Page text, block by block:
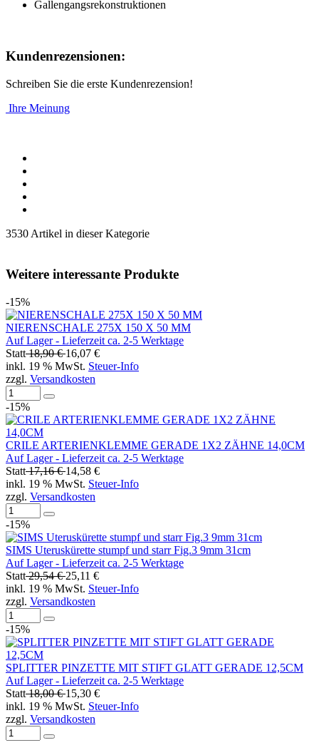
Gallengangsrekonstruktionen
Kundenrezensionen:
Schreiben Sie die erste Kundenrezension!
Ihre Meinung
3530 Artikel in dieser Kategorie
Weitere interessante Produkte
-15%
NIERENSCHALE 275X 150 X 50 MM
Auf Lager - Lieferzeit ca. 2-5 Werktage
Statt18,90 €16,07 €
inkl. 19 % MwSt. Steuer-Info
zzgl. Versandkosten
-15%
CRILE ARTERIENKLEMME GERADE 1X2 ZÄHNE 14,0CM
Auf Lager - Lieferzeit ca. 2-5 Werktage
Statt17,16 €14,58 €
inkl. 19 % MwSt. Steuer-Info
zzgl. Versandkosten
-15%
SIMS Uteruskürette stumpf und starr Fig.3 9mm 31cm
Auf Lager - Lieferzeit ca. 2-5 Werktage
Statt29,54 €25,11 €
inkl. 19 % MwSt. Steuer-Info
zzgl. Versandkosten
-15%
SPLITTER PINZETTE MIT STIFT GLATT GERADE 12,5CM
Auf Lager - Lieferzeit ca. 2-5 Werktage
Statt18,00 €15,30 €
inkl. 19 % MwSt. Steuer-Info
zzgl. Versandkosten